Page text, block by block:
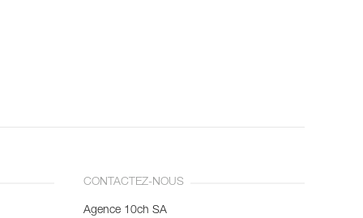
CONTACTEZ-NOUS
Agence 10ch SA